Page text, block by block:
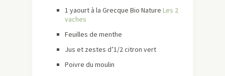
1 yaourt à la Grecque Bio Nature Les 2
vaches
Feuilles de menthe
Jus et zestes d’1/2 citron vert
Poivre du moulin